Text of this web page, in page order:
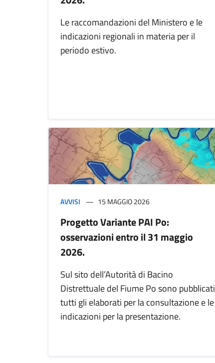
Le raccomandazioni del Ministero e le
indicazioni regionali in materia per il
periodo estivo.
AVVISI 15 MAGGIO 2026
Progetto Variante PAI Po:
osservazioni entro il 31 maggio
2026.
Sul sito dell’Autorità di Bacino
Distrettuale del Fiume Po sono pubblicati
tutti gli elaborati per la consultazione e le
indicazioni per la presentazione.